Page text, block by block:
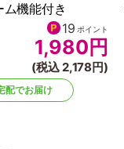
機能付き
19 ポイント
1,980 円
(税込 2,178円)
配でお届け